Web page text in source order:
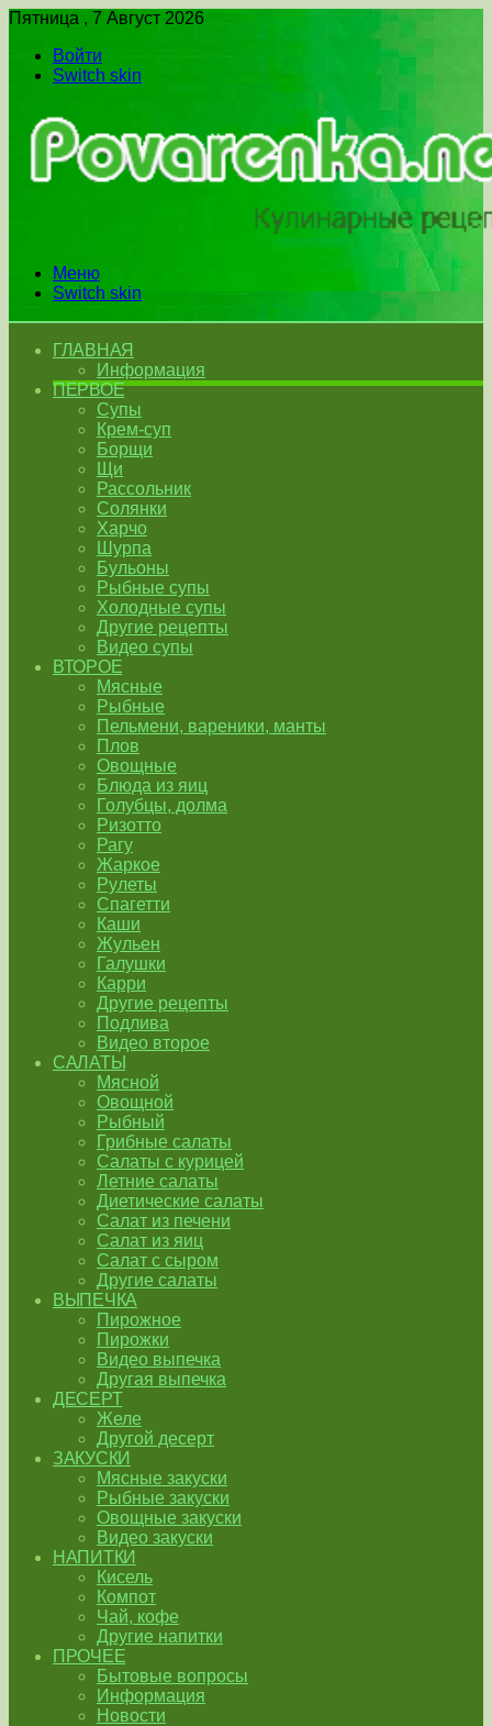
Пятница , 7 Август 2026
Войти
Switch skin
Меню
Switch skin
ГЛАВНАЯ
Информация
ПЕРВОЕ
Супы
Крем-суп
Борщи
Щи
Рассольник
Солянки
Харчо
Шурпа
Бульоны
Рыбные супы
Холодные супы
Другие рецепты
Видео супы
ВТОРОЕ
Мясные
Рыбные
Пельмени, вареники, манты
Плов
Овощные
Блюда из яиц
Голубцы, долма
Ризотто
Рагу
Жаркое
Рулеты
Спагетти
Каши
Жульен
Галушки
Карри
Другие рецепты
Подлива
Видео второе
САЛАТЫ
Мясной
Овощной
Рыбный
Грибные салаты
Салаты с курицей
Летние салаты
Диетические салаты
Салат из печени
Салат из яиц
Салат с сыром
Другие салаты
ВЫПЕЧКА
Пирожное
Пирожки
Видео выпечка
Другая выпечка
ДЕСЕРТ
Желе
Другой десерт
ЗАКУСКИ
Мясные закуски
Рыбные закуски
Овощные закуски
Видео закуски
НАПИТКИ
Кисель
Компот
Чай, кофе
Другие напитки
ПРОЧЕЕ
Бытовые вопросы
Информация
Новости